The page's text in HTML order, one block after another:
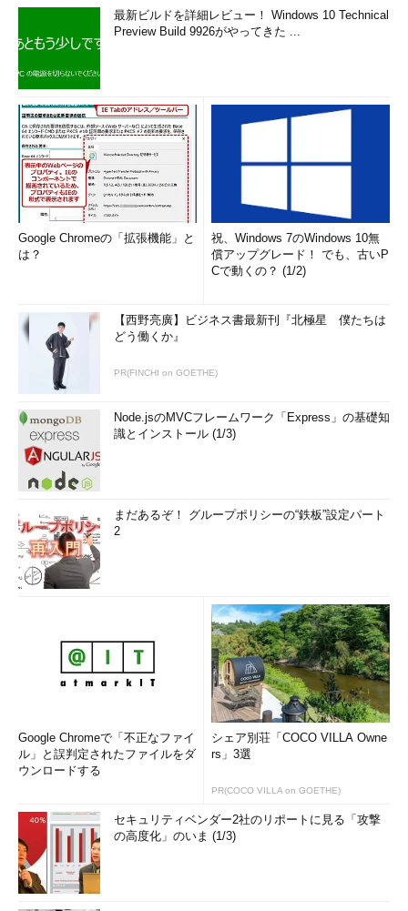
「powershell ～
PowerShellのコマンドレットを直接呼び出せる。
も直接PowerShellのコマンド列を呼び出せる。
Tech TIPS
最新ビルドを詳細レビュー！ Windows 10 Technical
Preview Build 9926がやってきた ...
Google Chromeの「拡張機能」と
は？
祝、Windows 7のWindows 10無
償アップグレード！ でも、古いP
Cで動くの？ (1/2)
【西野亮廣】ビジネス書最新刊『北極星 僕たちは
どう働くか』
PR(FINCHI on GOETHE)
Node.jsのMVCフレームワーク「Express」の基礎知
識とインストール (1/3)
まだあるぞ！ グループポリシーの“鉄板”設定パート
2
Google Chromeで「不正なファイ
ル」と誤判定されたファイルをダ
ウンロードする
シェア別荘「COCO VILLA Owne
rs」3選
PR(COCO VILLA on GOETHE)
セキュリティベンダー2社のリポートに見る「攻撃
の高度化」のいま (1/3)